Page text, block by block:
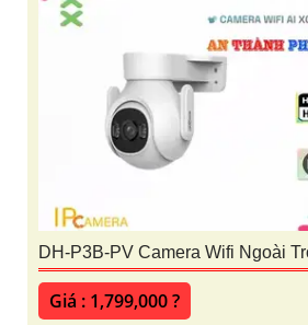
DH-P3B-PV Camera Wifi Ngoài
Giá : 1,799,000 ?